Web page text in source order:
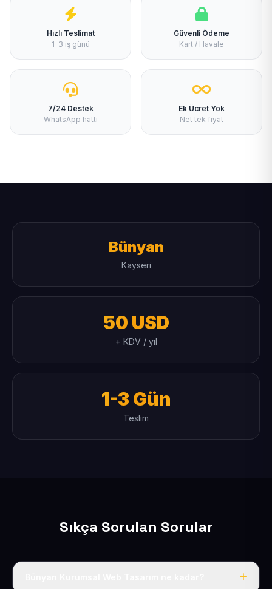
Hızlı Teslimat
1-3 iş günü
Güvenli Ödeme
Kart / Havale
7/24 Destek
WhatsApp hattı
Ek Ücret Yok
Net tek fiyat
Bünyan
Kayseri
50 USD
+ KDV / yıl
1-3 Gün
Teslim
Sıkça Sorulan Sorular